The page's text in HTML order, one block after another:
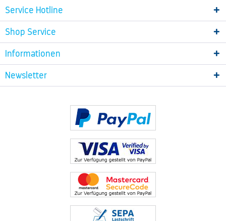
Service Hotline
Shop Service
Informationen
Newsletter